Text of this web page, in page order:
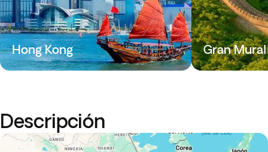
Hong Kong Gran
Descripción